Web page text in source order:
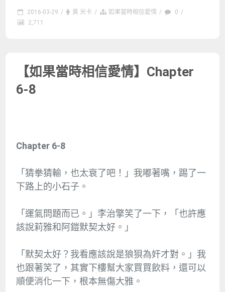
2016-03-29 / 黃 米卡 / 如果當時相信愛情 / 0 /
2,711
【如果當時相信愛情】Chapter
6-8
Chapter 6-8
「猜拳猜輸，也太衰了吧！」我嘟著嘴，踢了一
下路上的小石子。
「運氣問題而已。」李治擎笑了一下，「也許應
該說莉雅和阿鎧默契太好。」
「默契太好？我看應該說是狼狽為奸才對。」我
也跟著笑了，其實下樓幫大家買買飲料，還可以
順便消化一下，根本無傷大雅。